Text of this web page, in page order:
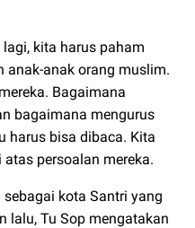
kita harus paham
anak-anak orang muslim.
Bagaimana
bagaimana mengurus
harus bisa dibaca. Kita
persoalan mereka.
kota Santri yang
lalu, Tu Sop mengatakan